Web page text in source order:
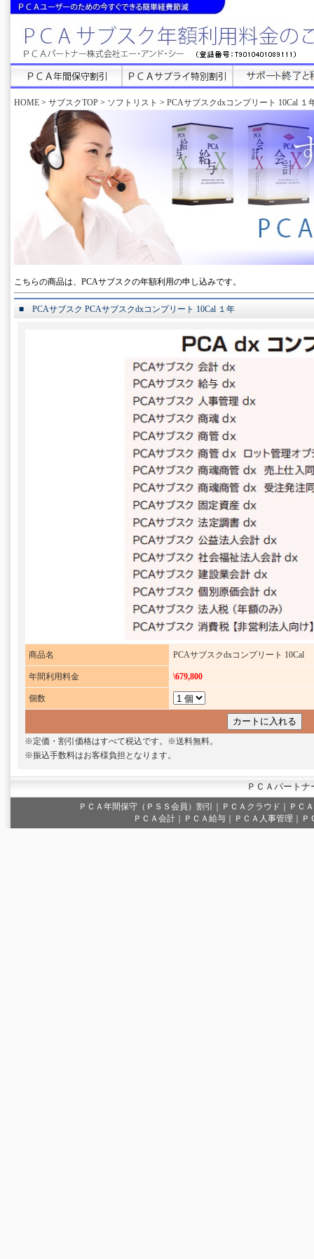
HOME > サブスクTOP > ソフトリスト > PCAサブスクdxコンプリート 10Cal １
こちらの商品は、PCAサブスクの年額利用の申し込みです。
■ PCAサブスク PCAサブスクdxコンプリート 10Cal １年
商品名 PCAサブスクdxコンプリート 10Cal
年間利用料金 \679,800
個数
※定価・割引価格はすべて税込です。※送料無料。
※振込手数料はお客様負担となります。
ＰＣＡパート
ＰＣＡ年間保守（ＰＳＳ会員）割引 ＰＣＡクラウド
ＰＣ
ＰＣＡ会計｜ＰＣＡ給与｜ＰＣＡ人事管理｜